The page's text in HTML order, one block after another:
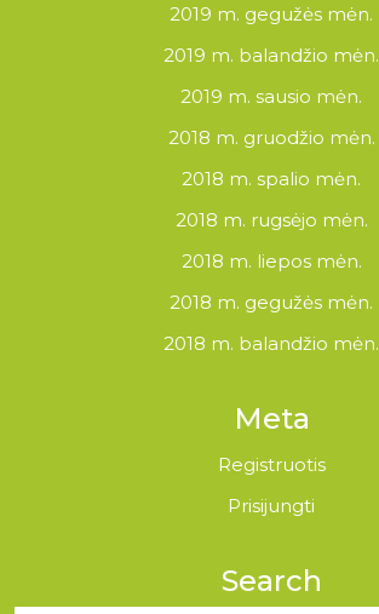
2019 m. gegužės mėn.
2019 m. balandžio mėn.
2019 m. sausio mėn.
2018 m. gruodžio mėn.
2018 m. spalio mėn.
2018 m. rugsėjo mėn.
2018 m. liepos mėn.
2018 m. gegužės mėn.
2018 m. balandžio mėn.
Meta
Registruotis
Prisijungti
Search